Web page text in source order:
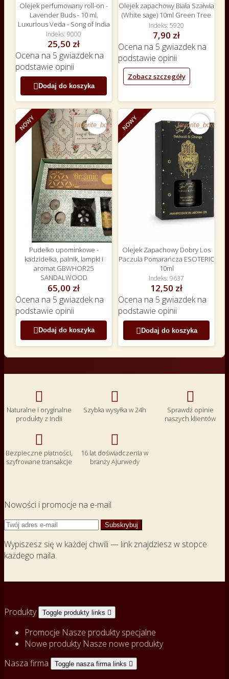
Olejek perfumowany roll-on -
Lavender Buds - 10 ml.
Luxurious Veda - Song of India
Indeks 9000
25,50 zł
Ocena na 5 gwiazdek na
podstawie opinii
 Dodaj do koszyka
Olejek zapachowy Biała Szałwia
(White sage) 10ml Green Tree
Indeks 5920
7,90 zł
Ocena na 5 gwiazdek na
podstawie opinii
Zobacz szczegóły
NOWY favorite_border
Pudełko upominkowe -
kadzidełka, palnik, lampki i
aromat GBWHOR25
SANDALWOOD
65,00 zł
Ocena na 5 gwiazdek na
podstawie opinii
 Dodaj do koszyka
NOWY favorite_border
Olejek Zapachowy Dobry Los
Paczula Pomarańcza ESOTERIC
10ml
Indeks 9637
12,50 zł
Ocena na 5 gwiazdek na
podstawie opinii
Dodaj do koszyka

Naturalne i oryginalne
produkty z Indii

Szybka wysyłka w 24h

Sprawdź opinie
naszych klientów

Bezpieczne płatności,
szyfrowane transakcje

16 lat doświadczenia w
branży Ajurwedy
Nowości i promocje na e-mail
Wypiszesz się w każdej chwili — link znajdziesz w stopce
każdego maila.
Produkty Toggle produkty links 
Promocje Nasze produkty specjalne
Nowe produkty Nasze nowe produkty
Nasza firma
Toggle nasza firma links 